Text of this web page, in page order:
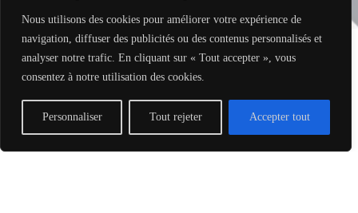
Nous utilisons des cookies pour améliorer votre expérience de
navigation, diffuser des publicités ou des contenus personnalisés et
analyser notre trafic. En cliquant sur « Tout accepter », vous
consentez à notre utilisation des cookies.
Personnaliser Tout rejeter Accepter tout
accueil@dombes-cotiere-tourisme.fr
Copyright © 2026 - Site réalisé parMy Freelance Rocks.